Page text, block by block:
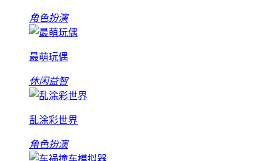
角色扮演
最萌玩偶
休闲益智
乱涂彩世界
角色扮演